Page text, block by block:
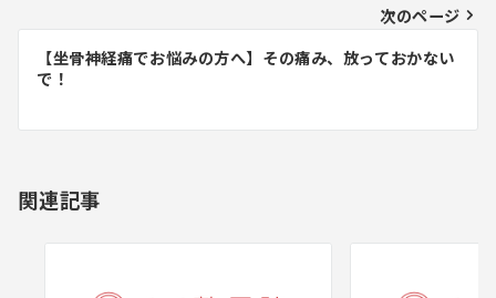
ビ
シ
ン
次のページ
【坐骨神経痛でお悩みの方へ】その痛み、放っておかない
で！
関連記事